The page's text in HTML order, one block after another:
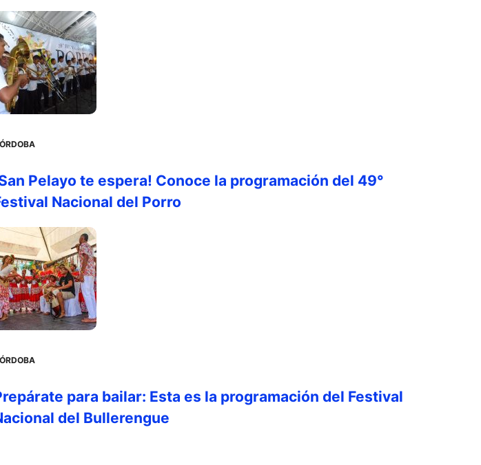
Pelayo te espera! Conoce la programación del 49°
Nacional del Porro
para bailar: Esta es la programación del Festival
del Bullerengue